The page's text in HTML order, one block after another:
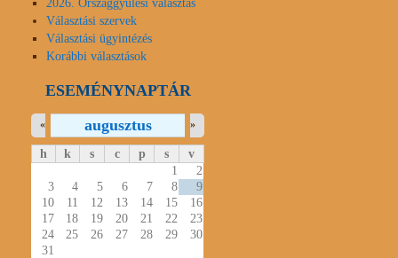
2026. Országgyűlési választás
Választási szervek
Választási ügyintézés
Korábbi választások
ESEMÉNYNAPTÁR
augusztus
« »
h k s c p s
v
1
2
3
4 5 6 7 8
9
10
11 12 13 14 15
16
17
18 19 20 21 22
23
24
25 26 27 28 29
30
31